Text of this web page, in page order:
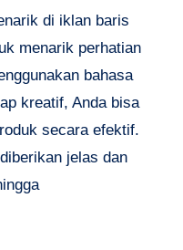
di iklan baris
menarik perhatian
bahasa
kreatif, Anda bisa
secara efektif.
jelas dan